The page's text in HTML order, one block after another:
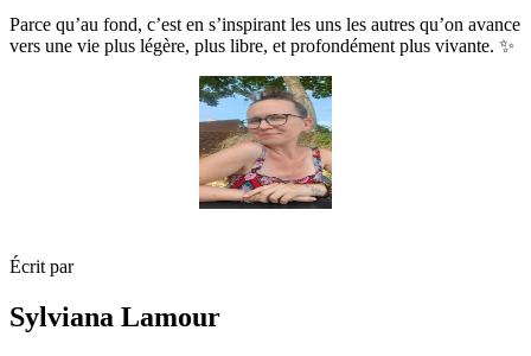
Parce qu’au fond, c’est en s’inspirant les uns les autres qu’on avance
vers une vie plus légère, plus libre, et profondément plus vivante. ✨
Écrit par
Sylviana Lamour